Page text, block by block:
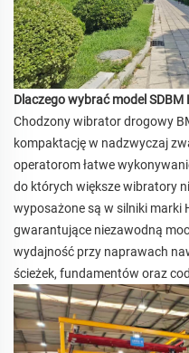
Dlaczego wybrać model SDBM
Chodzony wibrator drogowy
kompaktację w nadzwyczaj
operatorom łatwe
do których większe wibratory
wyposażone są w silniki marki
gwarantujące niezawodną
wydajność przy naprawach
ścieżek, fundamentów oraz